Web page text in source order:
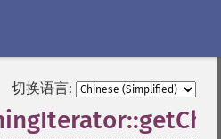
切换语言: